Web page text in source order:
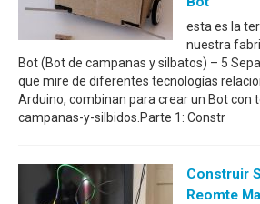
esta es la
nuestra
Bot (Bot de campanas y silbatos) – 5
que mire de diferentes tecnologías
Arduino, combinan para crear un Bot con
campanas-y-silbidos.Parte 1: Constr
Construir
Reomte